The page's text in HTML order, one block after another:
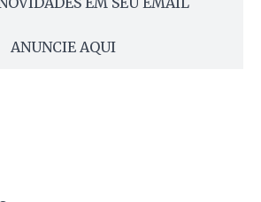
ANUNCIE AQUI